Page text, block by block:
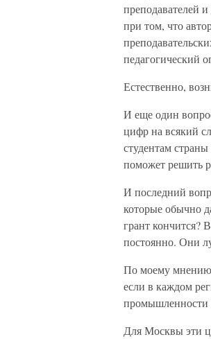
преподавателей
при том, что
педагогический
Естественно,
И еще один
цифр на всякий
студентам
поможет решить
И последний
которые обычно
грант кончится?
постоянно. Они
По моему мнению,
если в каждом
промышленности
Для Москвы эти